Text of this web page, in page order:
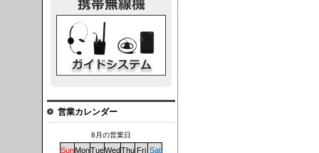
営業カレンダー
8月の営業日
SunMonTueWedThu Fri Sat